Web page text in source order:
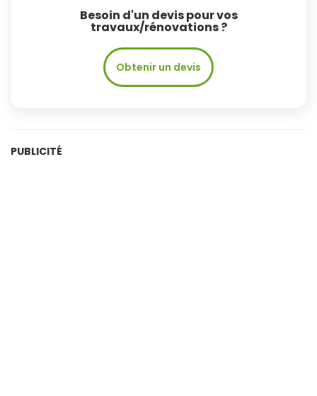
Besoin d'un devis pour vos
travaux/rénovations ?
Obtenir un devis
PUBLICITÉ